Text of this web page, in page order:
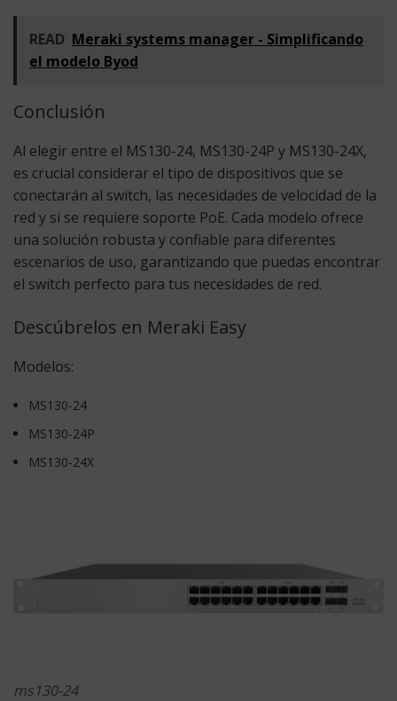
READ Meraki systems manager - Simplificando
el modelo Byod
Conclusión
Al elegir entre el MS130-24, MS130-24P y MS130-24X,
es crucial considerar el tipo de dispositivos que se
conectarán al switch, las necesidades de velocidad de la
red y si se requiere soporte PoE. Cada modelo ofrece
una solución robusta y confiable para diferentes
escenarios de uso, garantizando que puedas encontrar
el switch perfecto para tus necesidades de red.
Descúbrelos en Meraki Easy
Modelos:
MS130-24
MS130-24P
MS130-24X
ms130-24